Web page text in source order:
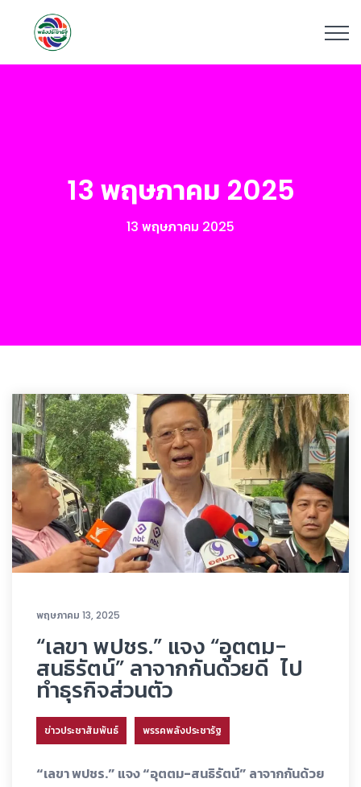
13 พฤษภาคม 2025
13 พฤษภาคม 2025
พฤษภาคม 13, 2025
“เลขา พปชร.” แจง “อุตตม-
สนธิรัตน์” ลาจากกันด้วยดี ไป
ทำธุรกิจส่วนตัว
ข่าวประชาสัมพันธ์ พรรคพลังประชารัฐ
“เลขา พปชร.” แจง “อุตตม-สนธิรัตน์” ลาจากกันด้วย